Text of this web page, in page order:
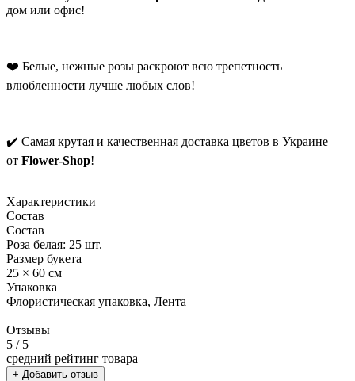
дом или офис!
❤️ Белые, нежные розы раскроют всю трепетность
влюбленности лучше любых слов!
✔️ Самая крутая и качественная доставка цветов в Украине
от Flower-Shop!
Характеристики
Состав
Состав
Роза белая: 25 шт.
Размер букета
25 × 60 см
Упаковка
Флористическая упаковка, Лента
Отзывы
5 / 5
средний рейтинг товара
+ Добавить отзыв